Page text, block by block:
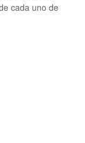
cada uno de